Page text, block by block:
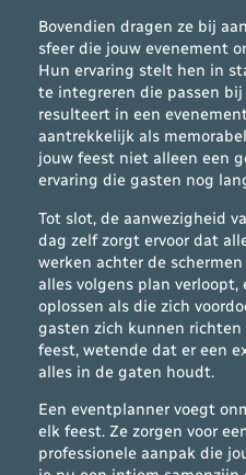
Bovendien dragen ze bij
sfeer die jouw evenement
Hun ervaring stelt hen in
te integreren die passen
resulteert in een
aantrekkelijk als
jouw feest niet alleen een
ervaring die gasten nog
Tot slot, de aanwezigheid
dag zelf zorgt ervoor dat
werken achter de
alles volgens plan
oplossen als die zich
gasten zich kunnen
feest, wetende dat er een
alles in de gaten houdt.
Een eventplanner voegt
elk feest. Ze zorgen voor
professionele aanpak die